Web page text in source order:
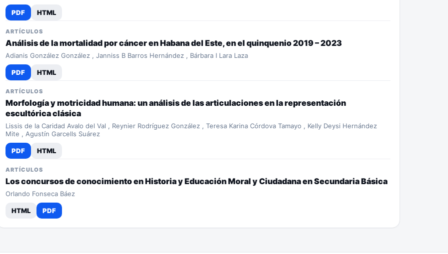
PDF HTML
ARTÍCULOS
Análisis de la mortalidad por cáncer en Habana del Este, en el quinquenio 2019 – 2023
Adianis González González , Janniss B Barros Hernández , Bárbara I Lara Laza
PDF HTML
ARTÍCULOS
Morfología y motricidad humana: un análisis de las articulaciones en la representación
escultórica clásica
Lissis de la Caridad Avalo del Val , Reynier Rodríguez González , Teresa Karina Córdova Tamayo , Kelly Deysi Hernández
Mite , Agustín Garcells Suárez
PDF HTML
ARTÍCULOS
Los concursos de conocimiento en Historia y Educación Moral y Ciudadana en Secundaria Básica
Orlando Fonseca Báez
HTML PDF